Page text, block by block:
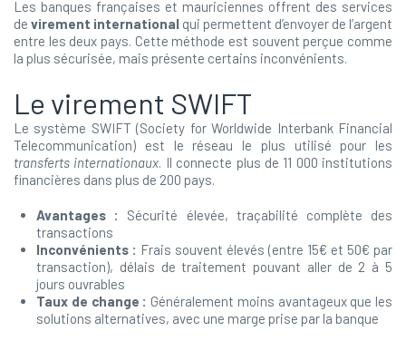
Les banques françaises et mauriciennes offrent des services
de virement international qui permettent d’envoyer de l’argent
entre les deux pays. Cette méthode est souvent perçue comme
la plus sécurisée, mais présente certains inconvénients.
Le virement SWIFT
Le système SWIFT (Society for Worldwide Interbank Financial
Telecommunication) est le réseau le plus utilisé pour les
transferts internationaux. Il connecte plus de 11 000 institutions
financières dans plus de 200 pays.
Avantages :
Sécurité élevée, traçabilité complète des
transactions
Inconvénients : Frais souvent élevés (entre 15€ et 50€ par
transaction), délais de traitement pouvant aller de 2 à 5
jours ouvrables
Taux de change : Généralement moins avantageux que les
solutions alternatives, avec une marge prise par la banque